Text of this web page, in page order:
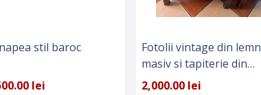
stil baroc
lei
Fotolii vintage din lemn
masiv si tapiterie din
piele.
2,000.00 lei